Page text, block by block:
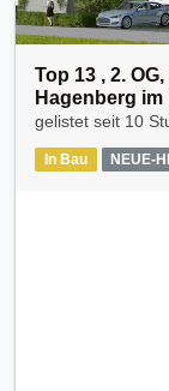
Top 13 , 2.
Hagenberg
gelistet seit 10
In Bau NEUE-